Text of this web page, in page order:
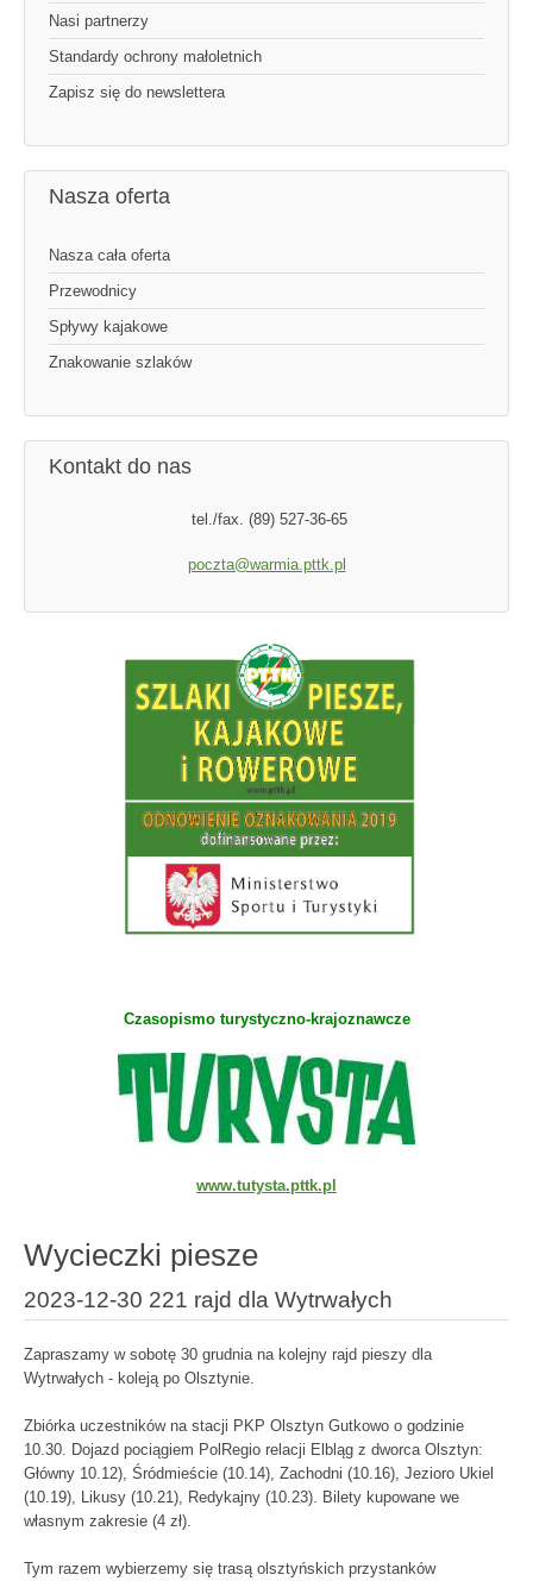
Nasi partnerzy
Standardy ochrony małoletnich
Zapisz się do newslettera
Nasza oferta
Nasza cała oferta
Przewodnicy
Spływy kajakowe
Znakowanie szlaków
Kontakt do nas
tel./fax. (89) 527-36-65
poczta@warmia.pttk.pl
Czasopismo turystyczno-krajoznawcze
www.tutysta.pttk.pl
Wycieczki piesze
2023-12-30 221 rajd dla Wytrwałych
Zapraszamy w sobotę 30 grudnia na kolejny rajd pieszy dla
Wytrwałych - koleją po Olsztynie.
Zbiórka uczestników na stacji PKP Olsztyn Gutkowo o godzinie
10.30. Dojazd pociągiem PolRegio relacji Elbląg z dworca Olsztyn:
Główny 10.12), Śródmieście (10.14), Zachodni (10.16), Jezioro Ukiel
(10.19), Likusy (10.21), Redykajny (10.23). Bilety kupowane we
własnym zakresie (4 zł).
Tym razem wybierzemy się trasą olsztyńskich przystanków